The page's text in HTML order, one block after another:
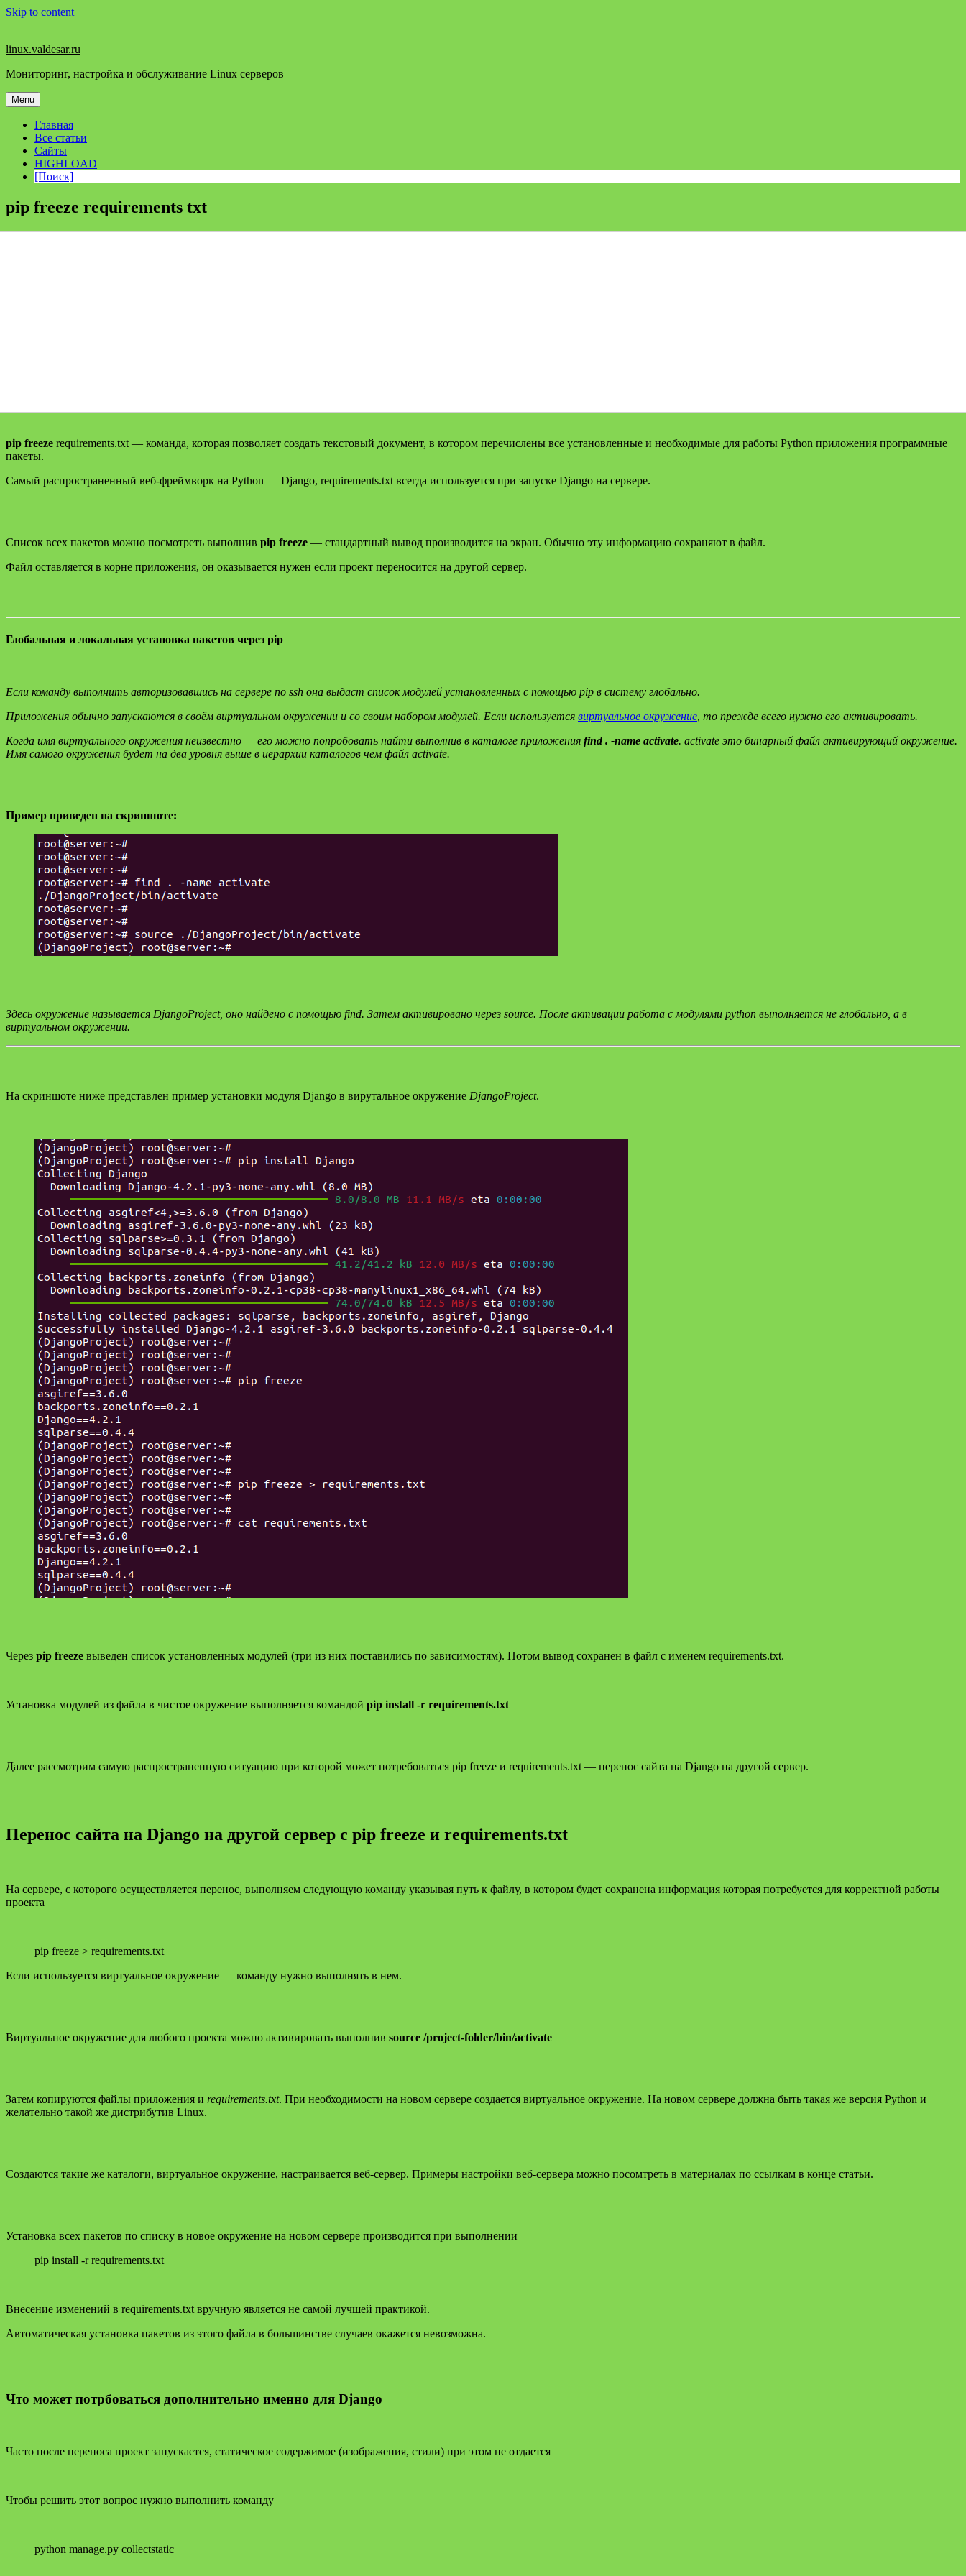
Skip to content
linux.valdesar.ru
Мониторинг, настройка и обслуживание Linux серверов
Menu
Главная
Все статьи
Сайты
HIGHLOAD
[Поиск]
pip freeze requirements txt
pip freeze requirements.txt — команда, которая позволяет создать текстовый документ, в котором перечислены все установленные и необходимые для работы Python приложения программные
пакеты.
Самый распространенный веб-фреймворк на Python — Django, requirements.txt всегда используется при запуске Django на сервере.
Список всех пакетов можно посмотреть выполнив pip freeze — стандартный вывод производится на экран. Обычно эту информацию сохраняют в файл.
Файл оставляется в корне приложения, он оказывается нужен если проект переносится на другой сервер.
Глобальная и локальная установка пакетов через pip
Если команду выполнить авторизовавшись на сервере по ssh она выдаст список модулей установленных с помощью pip в систему глобально.
Приложения обычно запускаются в своём виртуальном окружении и со своим набором модулей. Если используется виртуальное окружение , то прежде всего нужно его активировать.
Когда имя виртуального окружения неизвестно — его можно попробовать найти выполнив в каталоге приложения find . -name activate. activate это бинарный файл активирующий окружение.
Имя самого окружения будет на два уровня выше в иерархии каталогов чем файл activate.
Пример приведен на скриншоте:
Здесь окружение называется DjangoProject, оно найдено с помощью find. Затем активировано через source. После активации работа с модулями python выполняется не глобально, а в
виртуальном окружении.
На скриншоте ниже представлен пример установки модуля Django в вирутальное окружение DjangoProject.
Через pip freeze выведен список установленных модулей (три из них поставились по зависимостям). Потом вывод сохранен в файл с именем requirements.txt.
Установка модулей из файла в чистое окружение выполняется командой pip install -r requirements.txt
Далее рассмотрим самую распространенную ситуацию при которой может потребоваться pip freeze и requirements.txt — перенос сайта на Django на другой сервер.
Перенос сайта на Django на другой сервер с pip freeze и requirements.txt
На сервере, с которого осуществляется перенос, выполняем следующую команду указывая путь к файлу, в котором будет сохранена информация которая потребуется для корректной работы
проекта
pip freeze > requirements.txt
Если используется виртуальное окружение — команду нужно выполнять в нем.
Виртуальное окружение для любого проекта можно активировать выполнив source /project-folder/bin/activate
Затем копируются файлы приложения и requirements.txt. При необходимости на новом сервере создается виртуальное окружение. На новом сервере должна быть такая же версия Python и
желательно такой же дистрибутив Linux.
Создаются такие же каталоги, виртуальное окружение, настраивается веб-сервер. Примеры настройки веб-сервера можно посомтреть в материалах по ссылкам в конце статьи.
Установка всех пакетов по списку в новое окружение на новом сервере производится при выполнении
pip install -r requirements.txt
Внесение изменений в requirements.txt вручную является не самой лучшей практикой.
Автоматическая установка пакетов из этого файла в большинстве случаев окажется невозможна.
Что может потрбоваться дополнительно именно для Django
Часто после переноса проект запускается, статическое содержимое (изображения, стили) при этом не отдается
Чтобы решить этот вопрос нужно выполнить команду
python manage.py collectstatic